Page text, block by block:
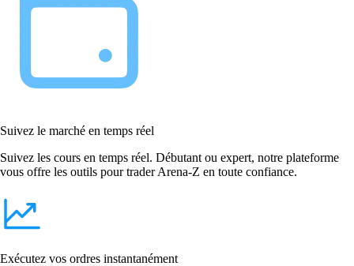
Suivez le marché en temps réel
Suivez les cours en temps réel. Débutant ou expert, notre plateforme
vous offre les outils pour trader Arena-Z en toute confiance.
Exécutez vos ordres instantanément